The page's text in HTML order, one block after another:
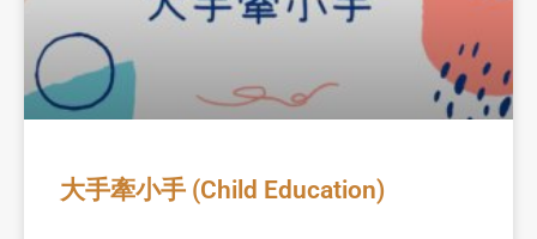
大手牽小手 (Child Education)